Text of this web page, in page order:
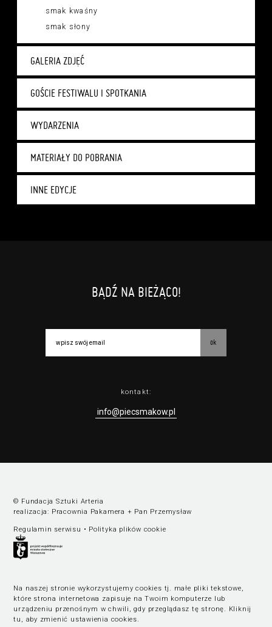
smak kwaśny
smak słony
GALERIA ZDJĘĆ
GOŚCIE FESTIWALU I SPOTKANIA
WYDARZENIA
MATERIAŁY DO POBRANIA
INNE EDYCJE
BĄDŹ NA BIEŻĄCO!
ok
kontakt:
info@piecsmakow.pl
© Fundacja Sztuki Arteria
realizacja: Pracownia Pakamera + Pan Przemysław
Regulamin serwisu • Polityka plików cookie
Na naszej stronie wykorzystujemy cookies tj. małe pliki tekstowe,
które strona internetowa zapisuje na Twoim komputerze lub
urządzeniu przenośnym w chwili, gdy przeglądasz tę stronę. Kliknij
tu, aby zmienić ustawienia cookies.